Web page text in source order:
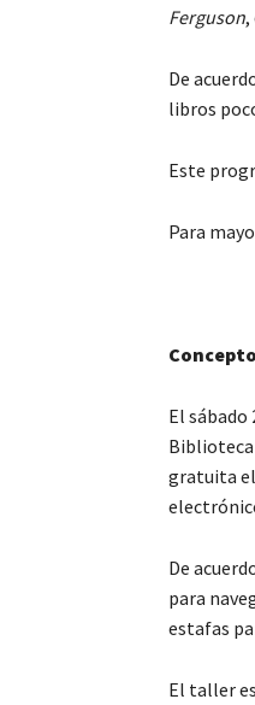
Ferguson,
De
libros
Este
Para
El sábado
gratuita el
De
para
estafas
El taller